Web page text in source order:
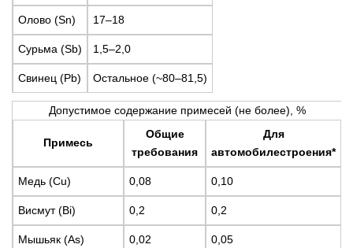
Олово (Sn) 17–18
Сурьма (Sb) 1,5–2,0
Свинец (Pb) Остальное (~80–81,5)
Допустимое содержание примесей (не более), %
Примесь
Общие
требования
Для
автомобилестроения*
Медь (Cu) 0,08 0,10
Висмут (Bi) 0,2 0,2
Мышьяк (As) 0,02 0,05